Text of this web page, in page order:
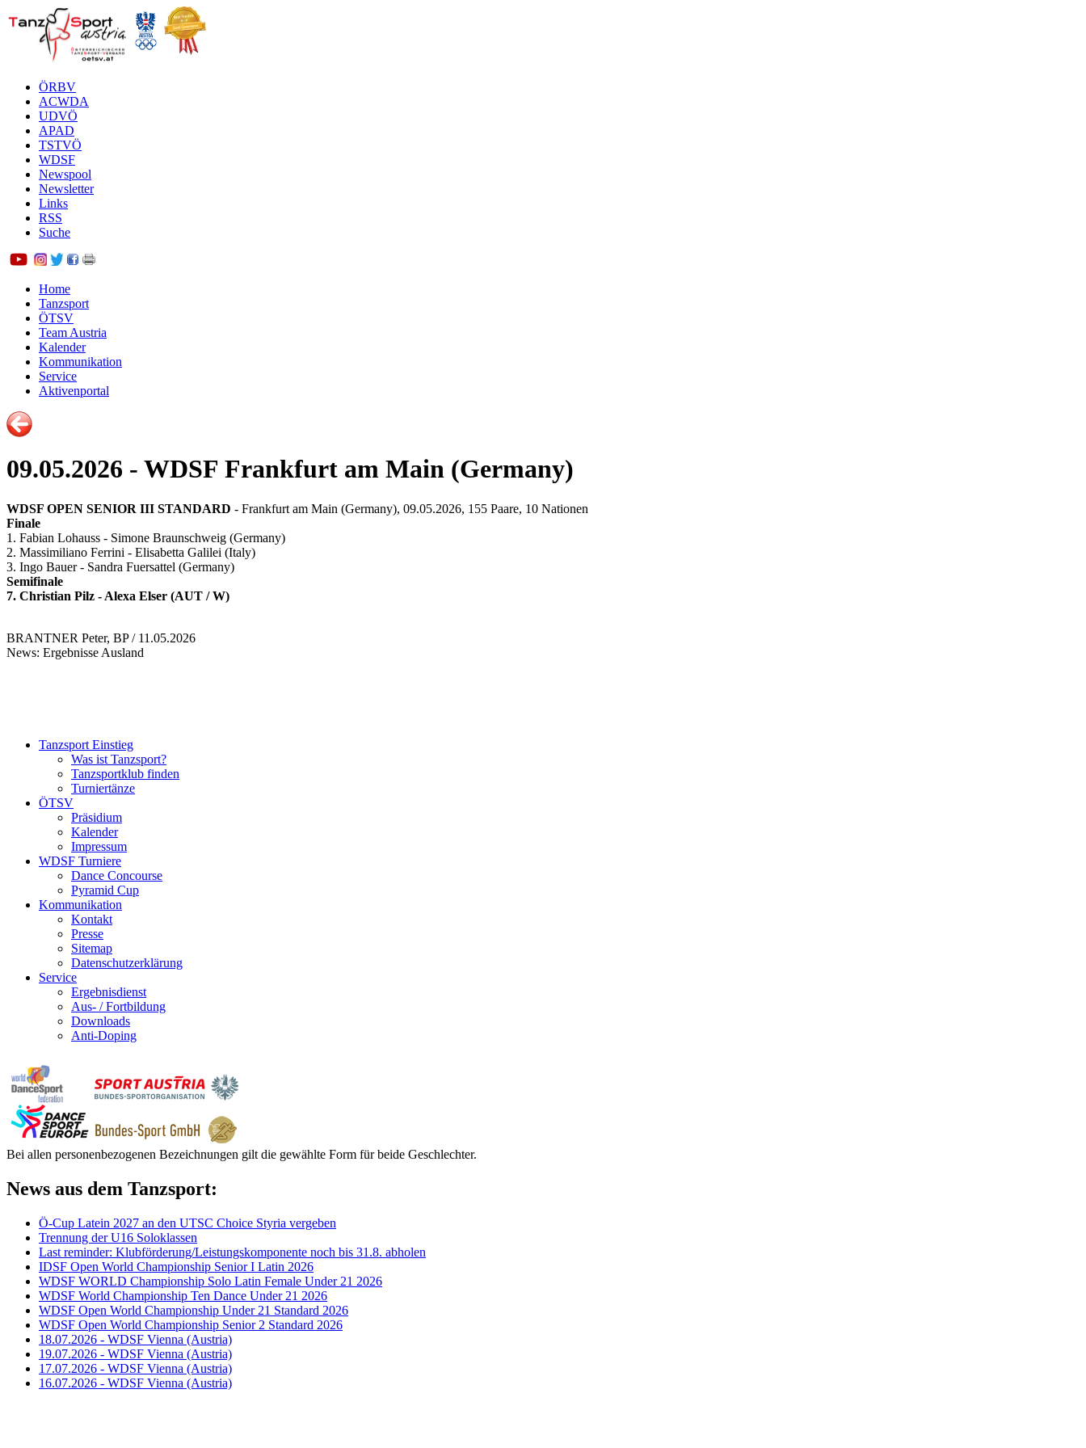
ÖRBV
ACWDA
UDVÖ
APAD
TSTVÖ
WDSF
Newspool
Newsletter
Links
RSS
Suche
Home
Tanzsport
ÖTSV
Team Austria
Kalender
Kommunikation
Service
Aktivenportal
09.05.2026 - WDSF Frankfurt am Main (Germany)
WDSF OPEN SENIOR III STANDARD - Frankfurt am Main (Germany), 09.05.2026, 155 Paare, 10 Nationen
Finale
1. Fabian Lohauss - Simone Braunschweig (Germany)
2. Massimiliano Ferrini - Elisabetta Galilei (Italy)
3. Ingo Bauer - Sandra Fuersattel (Germany)
Semifinale
7. Christian Pilz - Alexa Elser (AUT / W)
BRANTNER Peter, BP / 11.05.2026
News: Ergebnisse Ausland
Tanzsport Einstieg
Was ist Tanzsport?
Tanzsportklub finden
Turniertänze
ÖTSV
Präsidium
Kalender
Impressum
WDSF Turniere
Dance Concourse
Pyramid Cup
Kommunikation
Kontakt
Presse
Sitemap
Datenschutzerklärung
Service
Ergebnisdienst
Aus- / Fortbildung
Downloads
Anti-Doping
Bei allen personenbezogenen Bezeichnungen gilt die gewählte Form für beide Geschlechter.
News aus dem Tanzsport:
Ö-Cup Latein 2027 an den UTSC Choice Styria vergeben
Trennung der U16 Soloklassen
Last reminder: Klubförderung/Leistungskomponente noch bis 31.8. abholen
IDSF Open World Championship Senior I Latin 2026
WDSF WORLD Championship Solo Latin Female Under 21 2026
WDSF World Championship Ten Dance Under 21 2026
WDSF Open World Championship Under 21 Standard 2026
WDSF Open World Championship Senior 2 Standard 2026
18.07.2026 - WDSF Vienna (Austria)
19.07.2026 - WDSF Vienna (Austria)
17.07.2026 - WDSF Vienna (Austria)
16.07.2026 - WDSF Vienna (Austria)